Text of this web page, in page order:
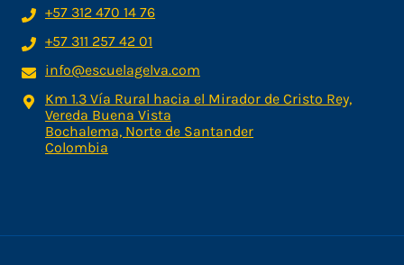
+57 312 470 14 76
+57 311 257 42 01
info@escuelagelva.com
Km 1.3 Vía Rural hacia el Mirador de Cristo Rey,
Vereda Buena Vista
Bochalema, Norte de Santander
Colombia